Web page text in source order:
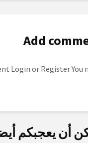
Add
You
Register
Login
أن يعجبكم